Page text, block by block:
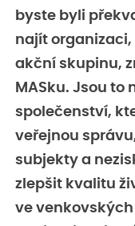
byste byli
najít organizaci,
akční skupinu,
MASku. Jsou to
společenství,
veřejnou
subjekty a
zlepšit kvalitu
ve